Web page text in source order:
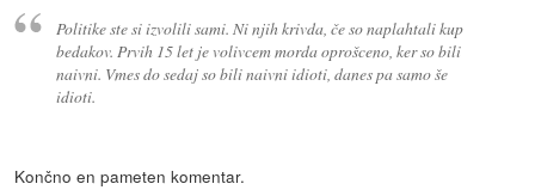
Politike ste si izvolili sami. Ni njih krivda, če so naplahtali kup
bedakov. Prvih 15 let je volivcem morda oprošceno, ker so bili
naivni. Vmes do sedaj so bili naivni idioti, danes pa samo še
idioti.
Končno en pameten komentar.